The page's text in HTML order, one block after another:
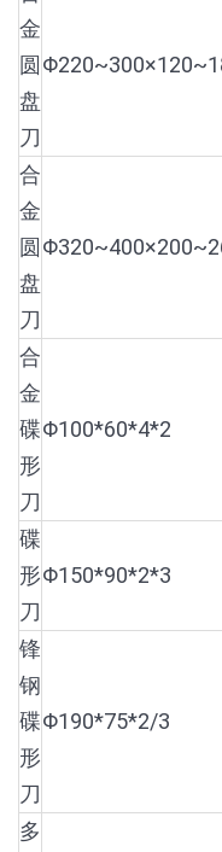
金
圆
盘
刀
合
金
圆
盘
刀
合
金
碟
形
刀
Φ100*60*4*2
碟
形
刀
Φ150*90*2*3
锋
钢
碟
形
刀
Φ190*75*2/3
多